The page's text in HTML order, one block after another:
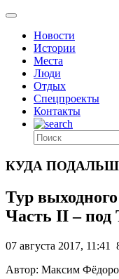
Новости
Истории
Места
Люди
Отдых
Спецпроекты
Контакты
КУДА
Тур
Часть II – под
07 августа 2017, 11:41
Автор: Максим